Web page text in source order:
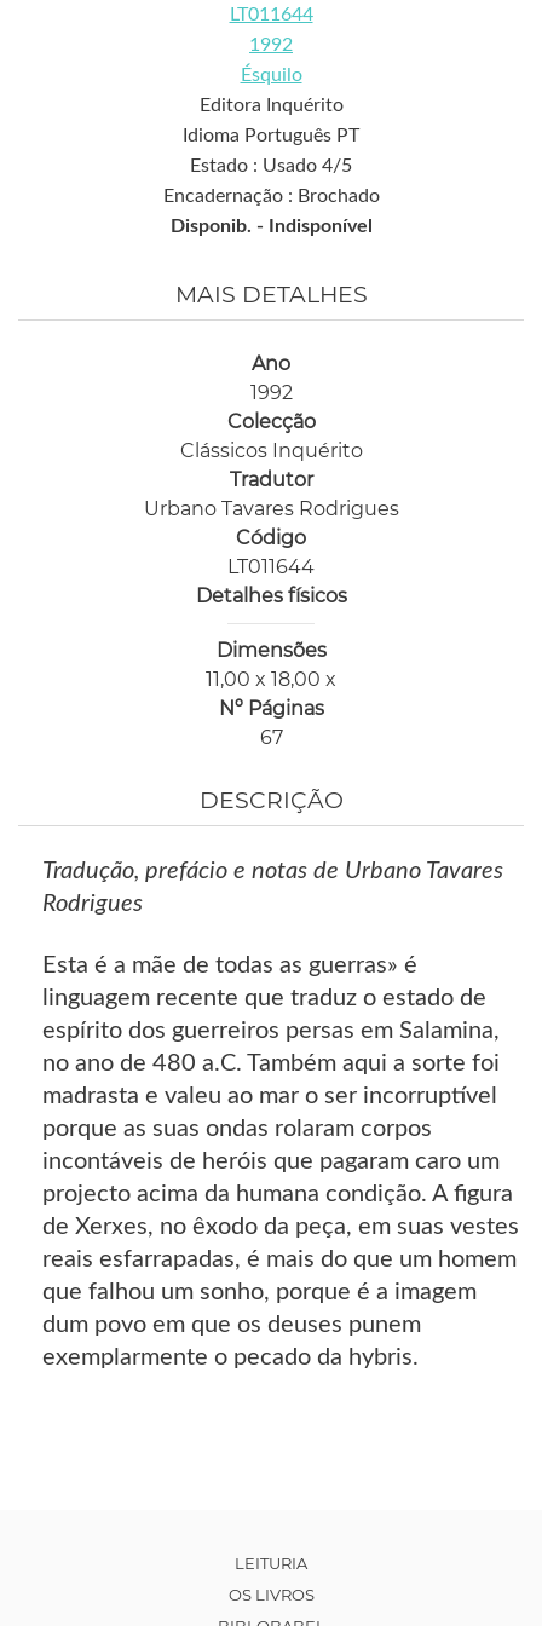
LT011644
1992
Ésquilo
Editora Inquérito
Idioma Português PT
Estado : Usado 4/5
Encadernação : Brochado
Disponib. -
Indisponível
MAIS DETALHES
Ano
1992
Colecção
Clássicos Inquérito
Tradutor
Urbano Tavares Rodrigues
Código
LT011644
Detalhes físicos
Dimensões
11,00 x 18,00 x
Nº Páginas
67
DESCRIÇÃO
Tradução, prefácio e notas de Urbano Tavares
Rodrigues
Esta é a mãe de todas as guerras» é
linguagem recente que traduz o estado de
espírito dos guerreiros persas em Salamina,
no ano de 480 a.C. Também aqui a sorte foi
madrasta e valeu ao mar o ser incorruptível
porque as suas ondas rolaram corpos
incontáveis de heróis que pagaram caro um
projecto acima da humana condição. A figura
de Xerxes, no êxodo da peça, em suas vestes
reais esfarrapadas, é mais do que um homem
que falhou um sonho, porque é a imagem
dum povo em que os deuses punem
exemplarmente o pecado da hybris.
LEITURIA
OS LIVROS